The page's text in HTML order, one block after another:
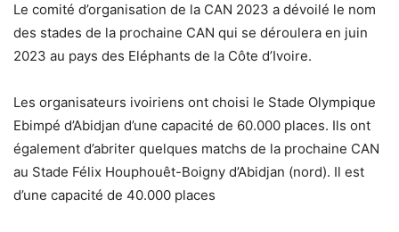
Le comité d’organisation de la CAN 2023 a dévoilé le nom
des stades de la prochaine CAN qui se déroulera en juin
2023 au pays des Eléphants de la Côte d’Ivoire.
Les organisateurs ivoiriens ont choisi le Stade Olympique
Ebimpé d’Abidjan d’une capacité de 60.000 places. Ils ont
également d’abriter quelques matchs de la prochaine CAN
au Stade Félix Houphouêt-Boigny d’Abidjan (nord). Il est
d’une capacité de 40.000 places